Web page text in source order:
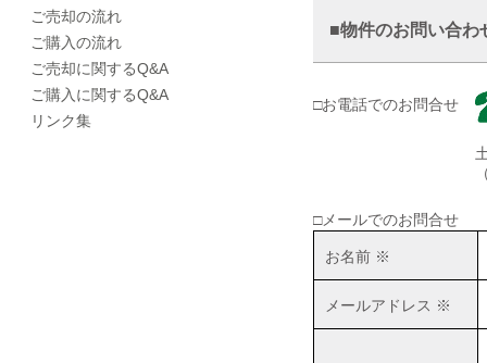
ョンの概要
■2020年04月30日
☆海が見渡せる一戸建て（売
却物件）を募集しています！
ご売却の流れ
ご購入の流れ
ご売却に関するQ&A
ご購入に関するQ&A
リンク集
■物件のお問い合わ
□お電話でのお問合せ
□メールでのお問合せ
お名前 ※
メールアドレス ※